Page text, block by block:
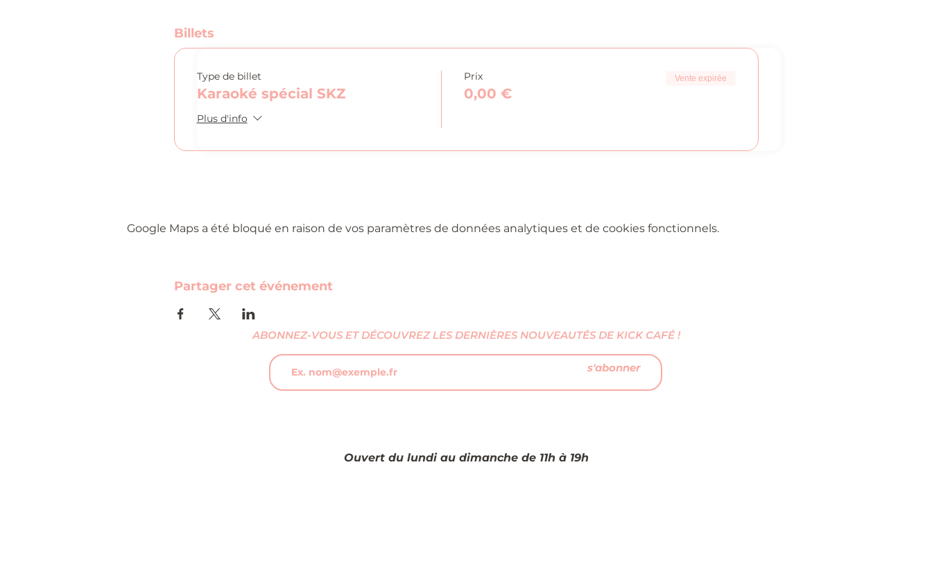
Billets
Type de billet
Karaoké spécial SKZ
Plus d'info
Prix
0,00 €
Vente expirée
Google Maps a été bloqué en raison de vos paramètres de données analytiques et de cookies fonctionnels.
Partager cet événement
ABONNEZ-VOUS ET DÉCOUVREZ LES DERNIÈRES NOUVEAUTÉS DE KICK CAFÉ !
s'abonner
Ouvert du lundi au dimanche de 11h à 19h​